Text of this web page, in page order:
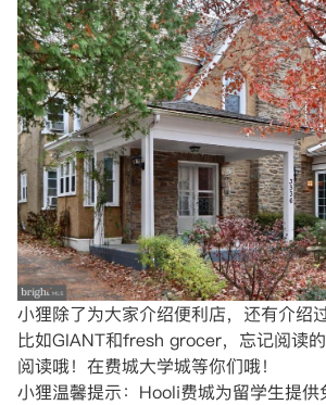
小狸除了为大家介绍便利店，还有介绍
比如GIANT和fresh grocer，忘记阅读
阅读哦！在费城大学城等你们哦！
小狸温馨提示：Hooli费城为留学生提供